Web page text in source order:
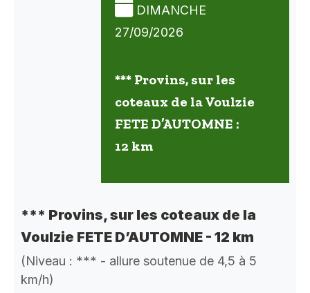
DIMANCHE
27/09/2026
*** Provins, sur les
coteaux de la Voulzie
FETE D’AUTOMNE :
12 km
*** Provins, sur les coteaux de la
Voulzie FETE D’AUTOMNE - 12 km
(Niveau : *** - allure soutenue de 4,5 à 5
km/h)